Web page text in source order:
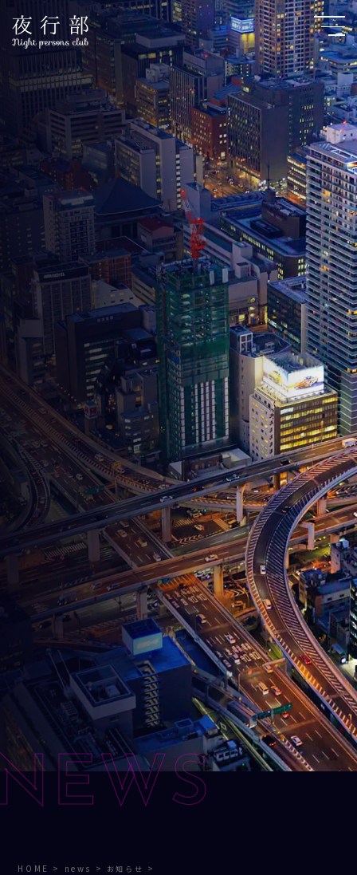
HOME > news > お知らせ
>